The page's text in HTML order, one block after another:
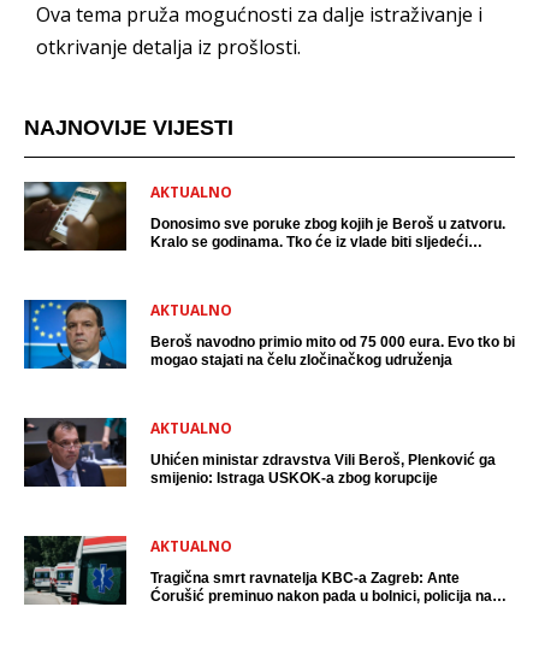
Ova tema pruža mogućnosti za dalje istraživanje i
otkrivanje detalja iz prošlosti.
NAJNOVIJE VIJESTI
AKTUALNO
Donosimo sve poruke zbog kojih je Beroš u zatvoru.
Kralo se godinama. Tko će iz vlade biti sljedeći
AKTUALNO
Beroš navodno primio mito od 75 000 eura. Evo tko bi
mogao stajati na čelu zločinačkog udruženja
AKTUALNO
Uhićen ministar zdravstva Vili Beroš, Plenković ga
smijenio: Istraga USKOK-a zbog korupcije
AKTUALNO
Tragična smrt ravnatelja KBC-a Zagreb: Ante
Ćorušić preminuo nakon pada u bolnici, policija na